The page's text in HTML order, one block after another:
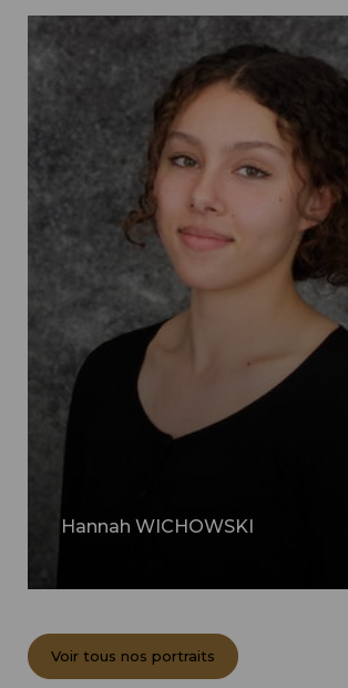
Hannah WICHOWSKI
Voir tous nos portraits